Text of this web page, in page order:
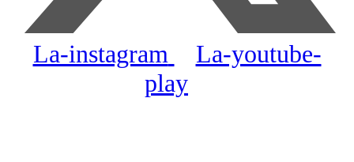
La-instagram
La-youtube-
play